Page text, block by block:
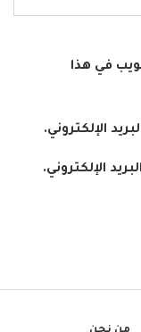
في هذا
الإلكتروني.
الإلكتروني.